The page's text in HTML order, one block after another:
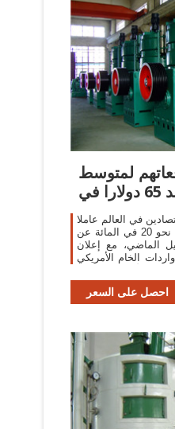
لمتوسط
في العالم عاملا
رئيسا وراء تراجع أسعار النفط نحو 20 في المائة عن
أبريل الماضي، مع إعلان
الخام الأمريكي
احصل على السعر